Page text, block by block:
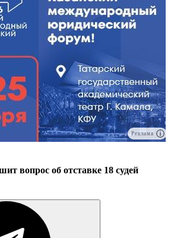
Реклама
вопрос об отставке 18 судей